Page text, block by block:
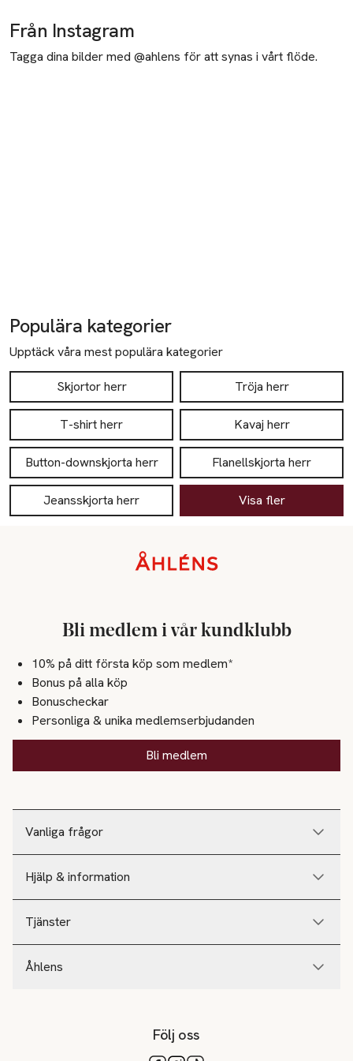
Från Instagram
Tagga dina bilder med @ahlens för att synas i vårt flöde.
Populära kategorier
Upptäck våra mest populära kategorier
Skjortor herr Tröja herr
T-shirt herr Kavaj herr
Button-downskjorta herr Flanellskjorta herr
Jeansskjorta herr Visa fler
Vanliga frågor
Hjälp & information
Tjänster
Åhlens
Bli medlem i vår kundklubb
10% på ditt första köp som medlem*
Bonus på alla köp
Bonuscheckar
Personliga & unika medlemserbjudanden
Bli medlem
Följ oss